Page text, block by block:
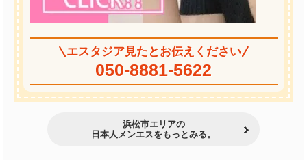
エスタジア見たとお伝えください
050-8881-5622
浜松市エリアの
日本人メンエスをもっとみる。